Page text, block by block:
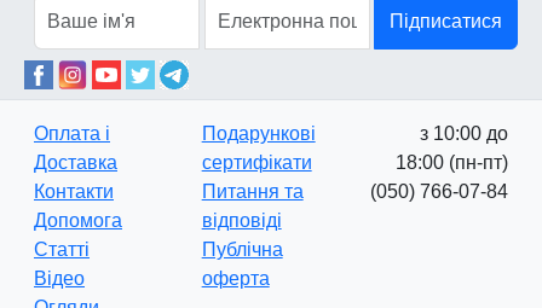
Підписатися
Оплата і
Доставка
Контакти
Допомога
Статті
Відео
Подарункові
сертифікати
Питання та
відповіді
Публічна
оферта
з 10:00 до
18:00 (пн-пт)
(050) 766-07-84